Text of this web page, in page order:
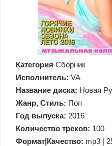
Категория Сборник
Исполнитель: VA
Название диска: Новая
Жанр, Стиль: Поп
Год выпуска: 2016
Количество треков: 100
Формат|Качество: mp3 |